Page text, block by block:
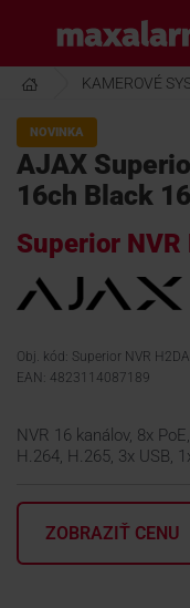
hlavnému
obsahu
www.maxalarm.sk
AKCIA MESIACA
PRODUKTY
PODPORA
KONTAKTY
KAMEROVÉ
NOVINKA
AJAX
16ch Black
Superior NVR
Obj. kód: Superior NVR
EAN: 4823114087189
NVR 16 kanálov, 8x
H.264, H.265, 3x USB,
ZOBRAZIŤ CENU